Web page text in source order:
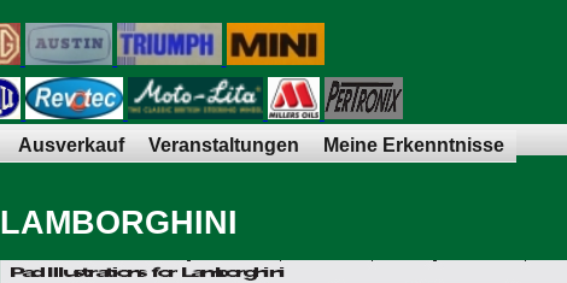
LAMBORGHINI
Ausverkauf Veranstaltungen Meine Erkenntnisse